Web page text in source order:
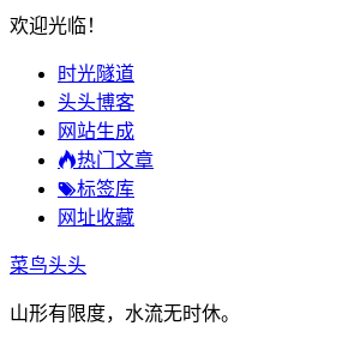
欢迎光临！
时光隧道
头头博客
网站生成
热门文章
标签库
网址收藏
菜鸟头头
山形有限度，水流无时休。